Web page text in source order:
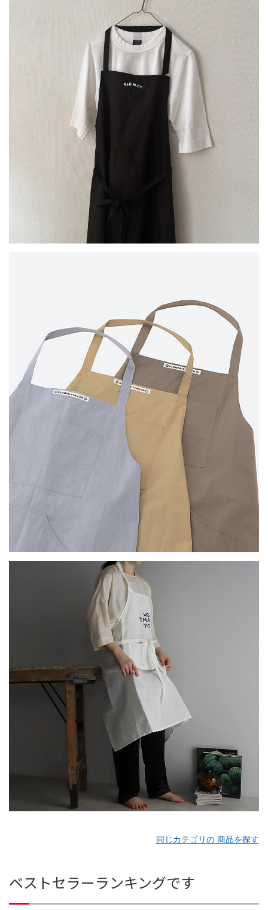
同じカテゴリの 商品を探す
ベストセラーランキングです